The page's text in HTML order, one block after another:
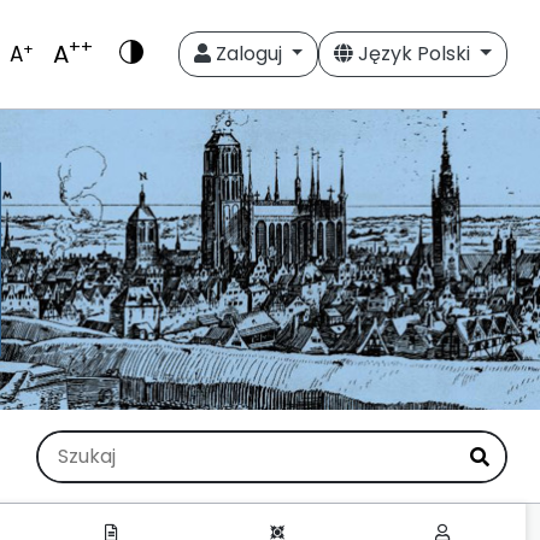
A+ A++ Zaloguj Język Polski